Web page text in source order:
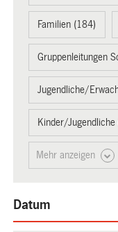
Familien (184)
Gruppenleitungen
Jugendliche/
Kinder/Jugendliche
Mehr anzeigen
Datum